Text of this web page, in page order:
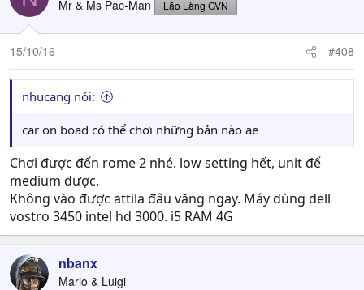
Mr & Ms Pac-Man Lão Làng GVN
15/10/16 #408
nhucang nói:
car on boad có thể chơi những bản nào ae
Chơi được đến rome 2 nhé. low setting hết, unit để
medium được.
Không vào được attila đâu văng ngay. Máy dùng dell
vostro 3450 intel hd 3000. i5 RAM 4G
nbanx
Mario & Luigi